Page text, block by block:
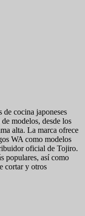
cocina japoneses
modelos, desde los
alta. La marca ofrece
WA como modelos
oficial de Tojiro.
populares, así como
cortar y otros